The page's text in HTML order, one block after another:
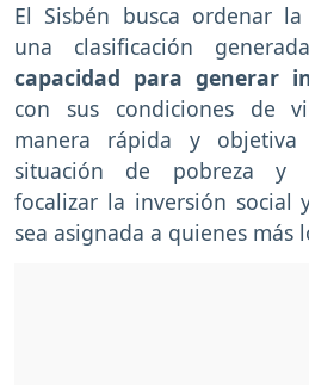
El Sisbén busca ordenar
una clasificación
capacidad para generar
con sus condiciones de
manera rápida y
situación de pobreza y
focalizar la inversión social
sea asignada a quienes más